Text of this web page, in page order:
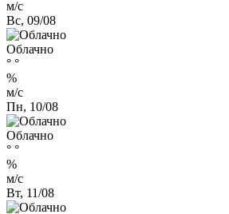
м/с
Вс, 09/08
Облачно
° °
%
м/с
Пн, 10/08
Облачно
° °
%
м/с
Вт, 11/08